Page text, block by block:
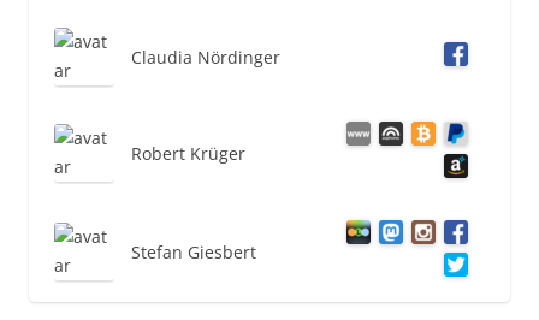
Claudia Nördinger
Robert Krüger
Stefan Giesbert